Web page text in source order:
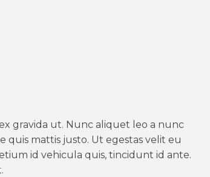
aux favoris
gravida ut. Nunc aliquet leo a nunc
quis mattis justo. Ut egestas velit eu
id vehicula quis, tincidunt id ante.